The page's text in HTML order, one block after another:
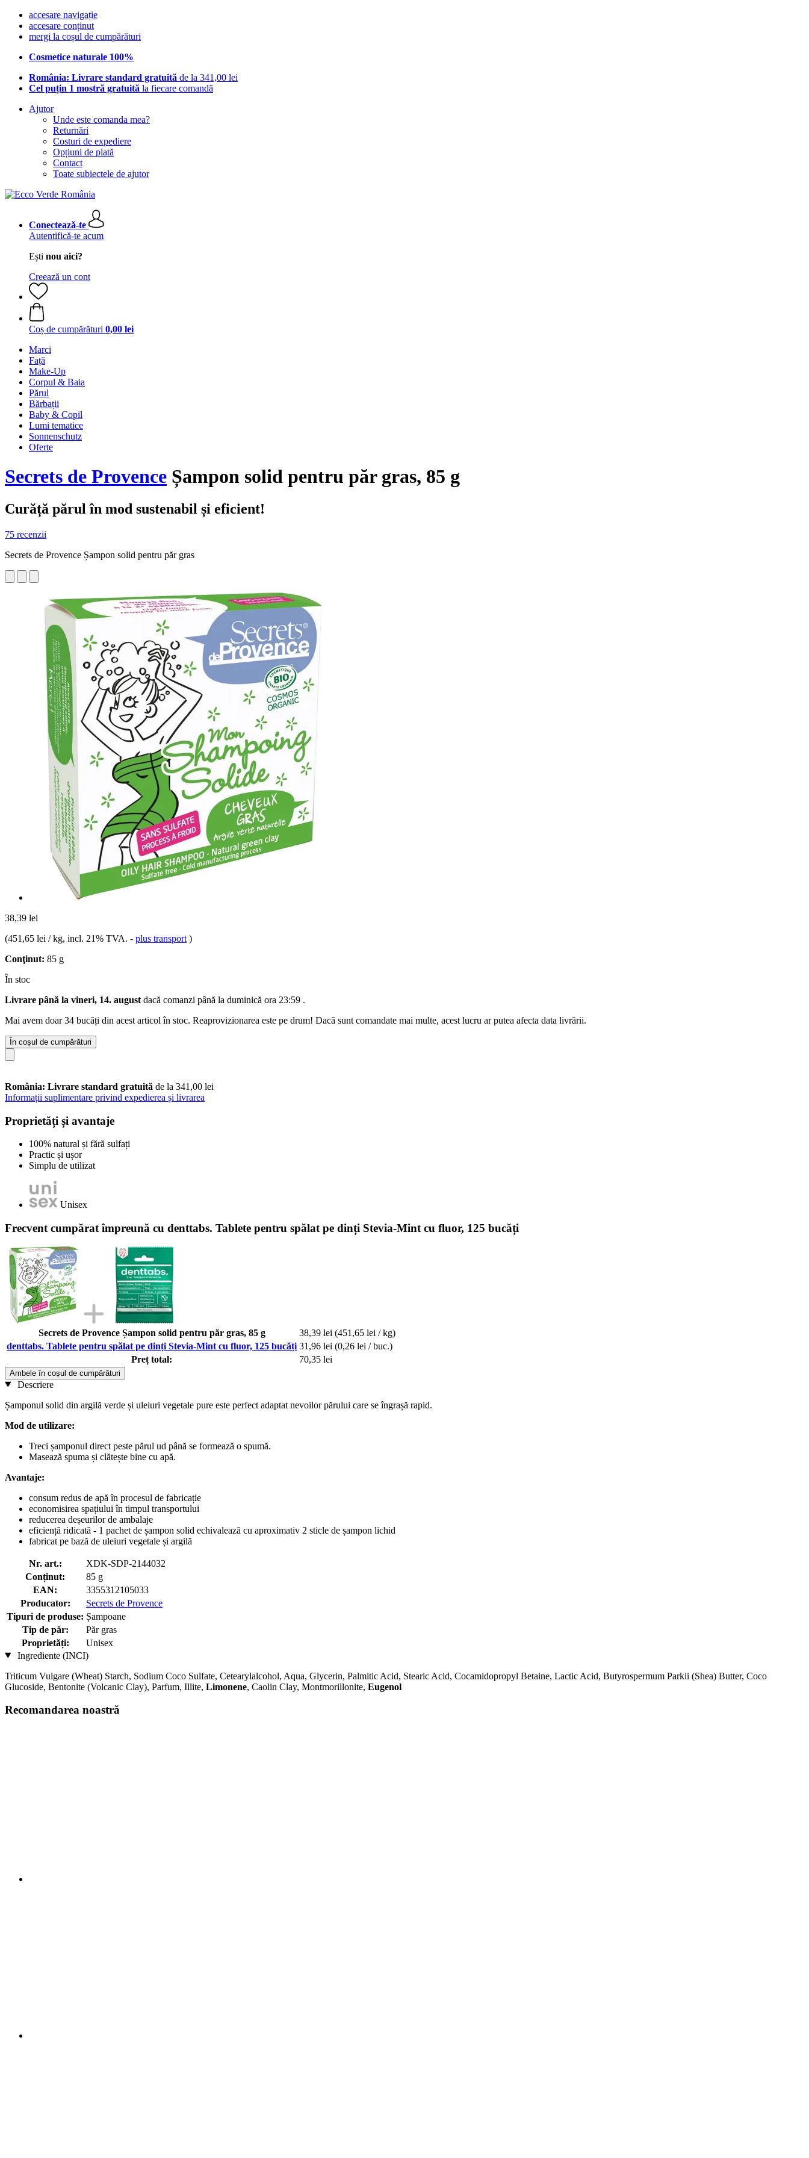
accesare navigație
accesare conținut
mergi la coșul de cumpărături
Cosmetice naturale 100%
România: Livrare standard gratuită de la 341,00 lei
Cel puțin 1 mostră gratuită la fiecare comandă
Ajutor
Unde este comanda mea?
Returnări
Costuri de expediere
Opțiuni de plată
Contact
Toate subiectele de ajutor
Conectează-te
Autentifică-te acum
Ești nou aici?
Creează un cont
Coș de cumpărături 0,00 lei
Marci
Față
Make-Up
Corpul & Baia
Părul
Bărbații
Baby & Copil
Lumi tematice
Sonnenschutz
Oferte
Secrets de Provence Șampon solid pentru păr gras, 85 g
Curăță părul în mod sustenabil și eficient!
75 recenzii
Secrets de Provence Șampon solid pentru păr gras
38,39 lei
(451,65 lei / kg, incl. 21% TVA. - plus transport )
Conţinut: 85 g
În stoc
Livrare până la vineri, 14. august dacă comanzi până la duminică ora 23:59 .
Mai avem doar 34 bucăți din acest articol în stoc. Reaprovizionarea este pe drum! Dacă sunt comandate mai multe, acest lucru ar putea afecta data livrării.
În coșul de cumpărături
România: Livrare standard gratuită de la 341,00 lei
Informații suplimentare privind expedierea și livrarea
Proprietăți și avantaje
100% natural și fără sulfați
Practic și ușor
Simplu de utilizat
Unisex
Frecvent cumpărat împreună cu denttabs. Tablete pentru spălat pe dinți Stevia-Mint cu fluor, 125 bucăți
Secrets de Provence Șampon solid pentru păr gras, 85 g 38,39 lei (451,65 lei / kg)
denttabs. Tablete pentru spălat pe dinți Stevia-Mint cu fluor, 125 bucăți 31,96 lei (0,26 lei / buc.)
Preț total:
70,35 lei
Ambele în coșul de cumpărături
Descriere
Șamponul solid din argilă verde și uleiuri vegetale pure este perfect adaptat nevoilor părului care se îngrașă rapid.
Mod de utilizare:
Treci șamponul direct peste părul ud până se formează o spumă.
Masează spuma și clătește bine cu apă.
Avantaje:
consum redus de apă în procesul de fabricație
economisirea spațiului în timpul transportului
reducerea deșeurilor de ambalaje
eficiență ridicată - 1 pachet de șampon solid echivalează cu aproximativ 2 sticle de șampon lichid
fabricat pe bază de uleiuri vegetale și argilă
Nr. art.:
XDK-SDP-2144032
Conținut:
85 g
EAN:
3355312105033
Producator:
Secrets de Provence
Tipuri de produse: Șampoane
Tip de păr:
Păr gras
Proprietăți:
Unisex
Ingrediente (INCI)
Triticum Vulgare (Wheat) Starch, Sodium Coco­ Sulfate, Cetearylalcohol, Aqua, Glycerin, Palmitic Acid, Stearic Acid, Cocamidopropyl Betaine, Lactic Acid, Butyrospermum Parkii (Shea) Butter, Coco
Glucoside, Bentonite (Volcanic Clay), Parfum, Illite, Limonene, Caolin Clay, Montmorillonite, Eugenol
Recomandarea noastră